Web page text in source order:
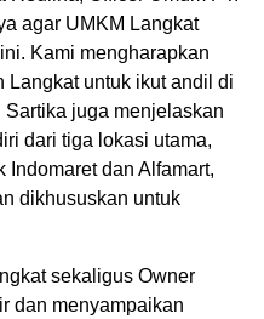
agar UMKM Langkat
Kami mengharapkan
Langkat untuk ikut andil di
juga menjelaskan
dari tiga lokasi utama,
Indomaret dan Alfamart,
dikhususkan untuk
sekaligus Owner
dan menyampaikan